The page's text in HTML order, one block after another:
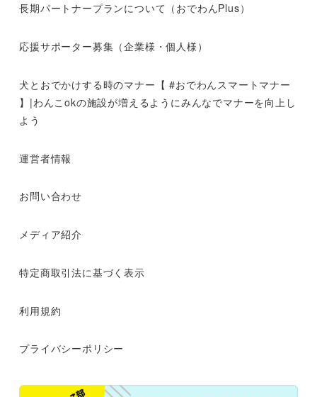
長期パートナープランについて（おでわんPlus）
応援サポーター募集（企業様・個人様）
犬とおでかけする時のマナー【 #おでわんスマートマナー
】|わんこokの施設が増えるようにみんなでマナーを向上し
よう
運営者情報
お問い合わせ
メディア紹介
特定商取引法に基づく表示
利用規約
プライバシーポリシー